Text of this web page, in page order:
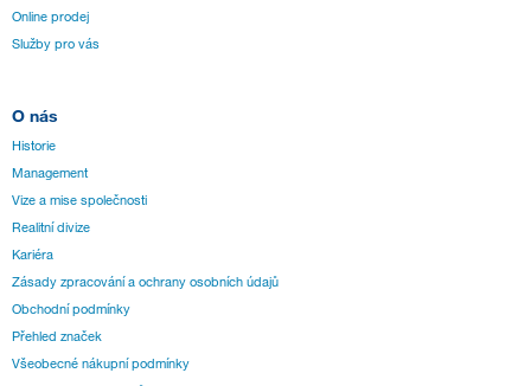
Online prodej
Služby pro vás
O nás
Historie
Management
Vize a mise společnosti
Realitní divize
Kariéra
Zásady zpracování a ochrany osobních údajů
Obchodní podmínky
Přehled značek
Všeobecné nákupní podmínky